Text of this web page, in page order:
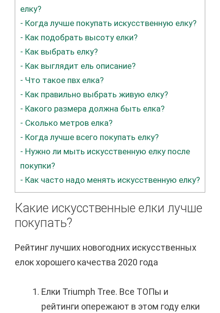
елку?
- Когда лучше покупать искусственную елку?
- Как подобрать высоту елки?
- Как выбрать елку?
- Как выглядит ель описание?
- Что такое пвх елка?
- Как правильно выбрать живую елку?
- Какого размера должна быть елка?
- Сколько метров елка?
- Когда лучше всего покупать елку?
- Нужно ли мыть искусственную елку после
покупки?
- Как часто надо менять искусственную елку?
Какие искусственные елки лучше
покупать?
Рейтинг лучших новогодних искусственных
елок хорошего качества 2020 года
Елки Triumph Tree. Все ТОПы и
рейтинги опережают в этом году елки